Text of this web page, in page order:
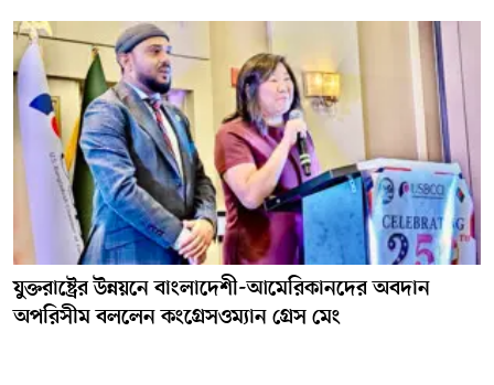
যুক্তরাষ্ট্রের উন্নয়নে বাংলাদেশী-আমেরিকানদের অবদান
অপরিসীম বললেন কংগ্রেসওম্যান গ্রেস মেং